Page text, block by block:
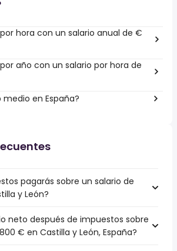
hora con un salario anual de €
año con un salario por hora de
medio en España?
pagarás sobre un salario de
y León?
neto después de impuestos sobre
€ en Castilla y León, España?